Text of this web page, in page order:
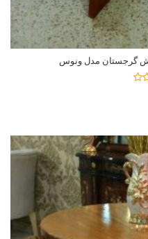
گرجستان مدل ونوس